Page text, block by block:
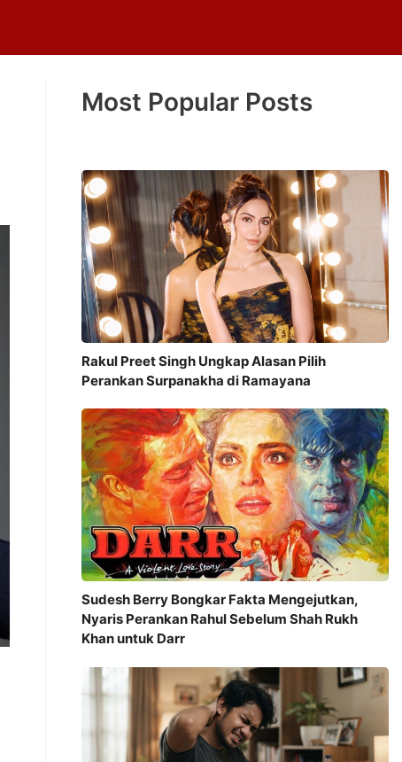
Most Popular Posts
Rakul Preet Singh Ungkap Alasan Pilih
Perankan Surpanakha di Ramayana
Sudesh Berry Bongkar Fakta Mengejutkan,
Nyaris Perankan Rahul Sebelum Shah Rukh
Khan untuk Darr